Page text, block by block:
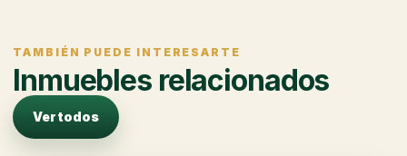
TAMBIÉN PUEDE INTERESARTE
Inmuebles relacionados
Ver todos